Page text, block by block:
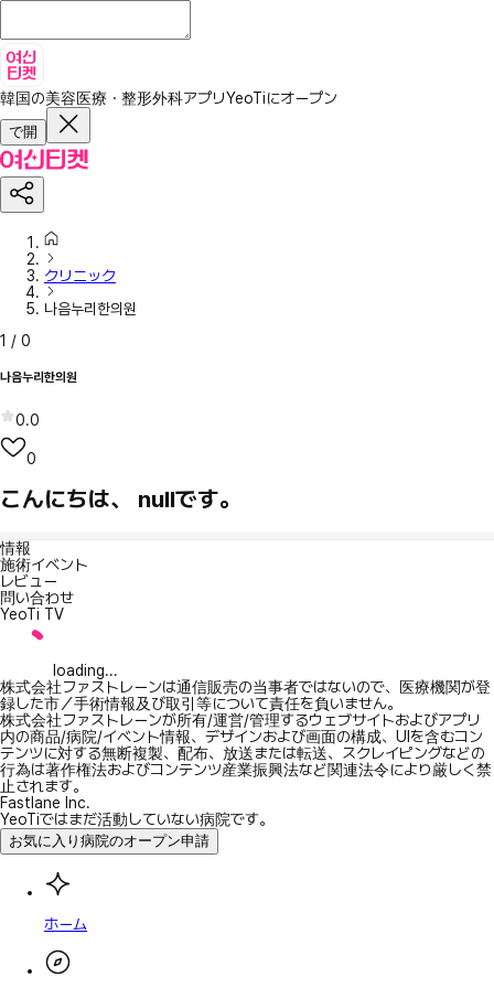
韓国の美容医療・整形外科アプリYeoTiにオープン
で開
クリニック
나음누리한의원
1 / 0
나음누리한의원
0.0
0
こんにちは、 nullです。
情報
施術イベント
レビュー
問い合わせ
YeoTi TV
loading...
株式会社ファストレーンは通信販売の当事者ではないので、医療機関が登
録した市／手術情報及び取引等について責任を負いません。
株式会社ファストレーンが所有/運営/管理するウェブサイトおよびアプリ
内の商品/病院/イベント情報、デザインおよび画面の構成、UIを含むコン
テンツに対する無断複製、配布、放送または転送、スクレイピングなどの
行為は著作権法およびコンテンツ産業振興法など関連法令により厳しく禁
止されます。
Fastlane Inc.
YeoTiではまだ活動していない病院です。
お気に入り病院のオープン申請
ホーム